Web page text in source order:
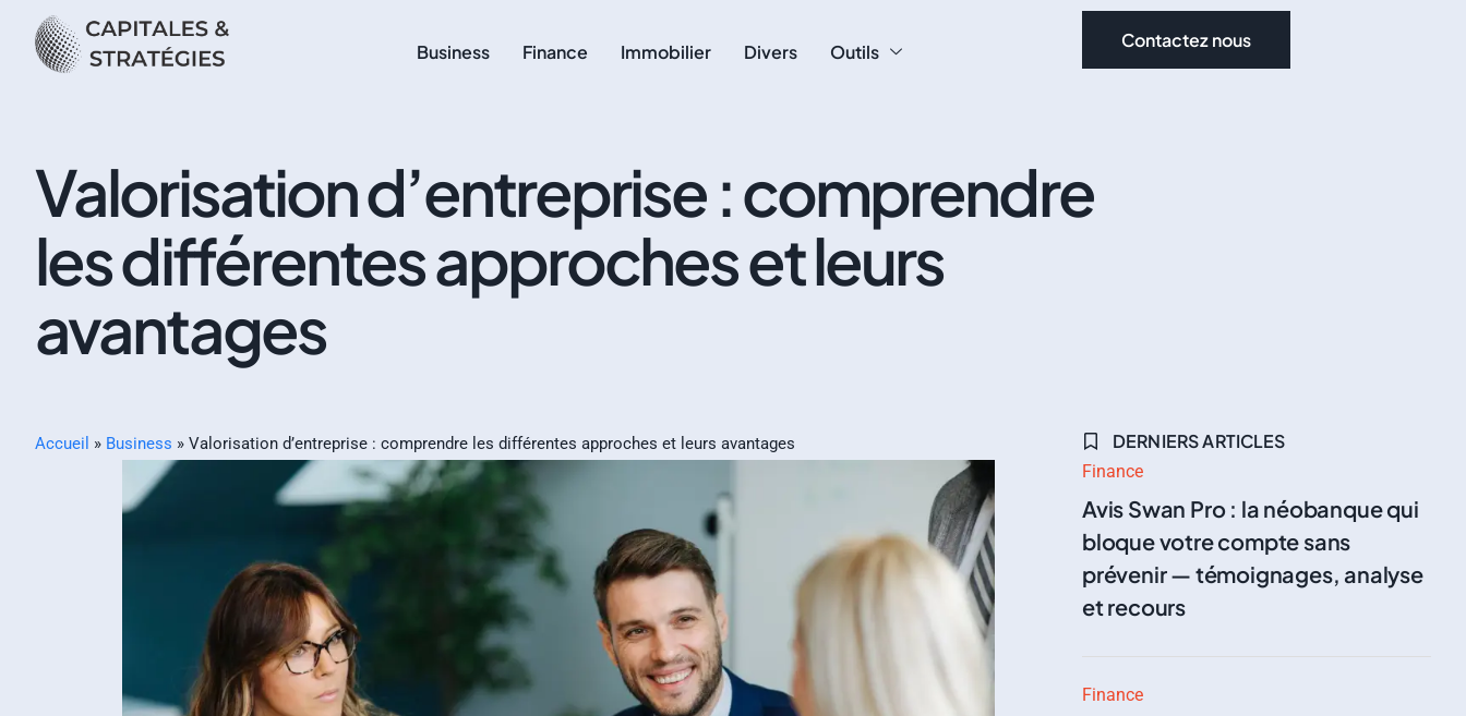
Business Finance Immobilier Divers Outils Contactez nous
Valorisation d’entreprise : comprendre
les différentes approches et leurs
avantages
Accueil » Business » Valorisation d’entreprise : comprendre les différentes approches et leurs avantages DERNIERS ARTICLES
Finance
Avis Swan Pro : la néobanque qui
bloque votre compte sans
prévenir — témoignages, analyse
et recours
Finance